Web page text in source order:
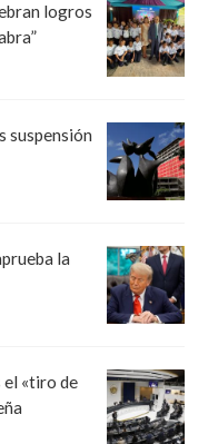
logros
suspensión
la
el «tiro de